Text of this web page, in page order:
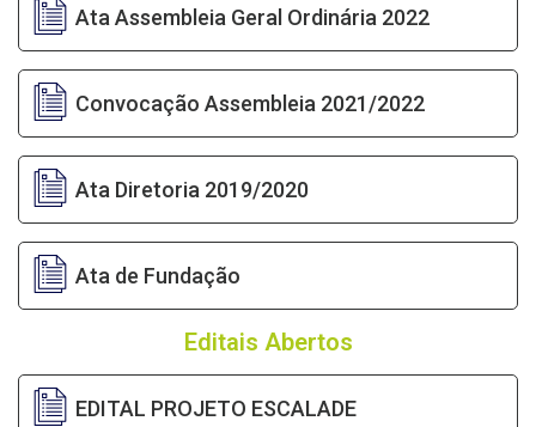
Ata Assembleia Geral Ordinária 2022
Convocação Assembleia 2021/2022
Ata Diretoria 2019/2020
Ata de Fundação
Editais Abertos
EDITAL PROJETO ESCALADE